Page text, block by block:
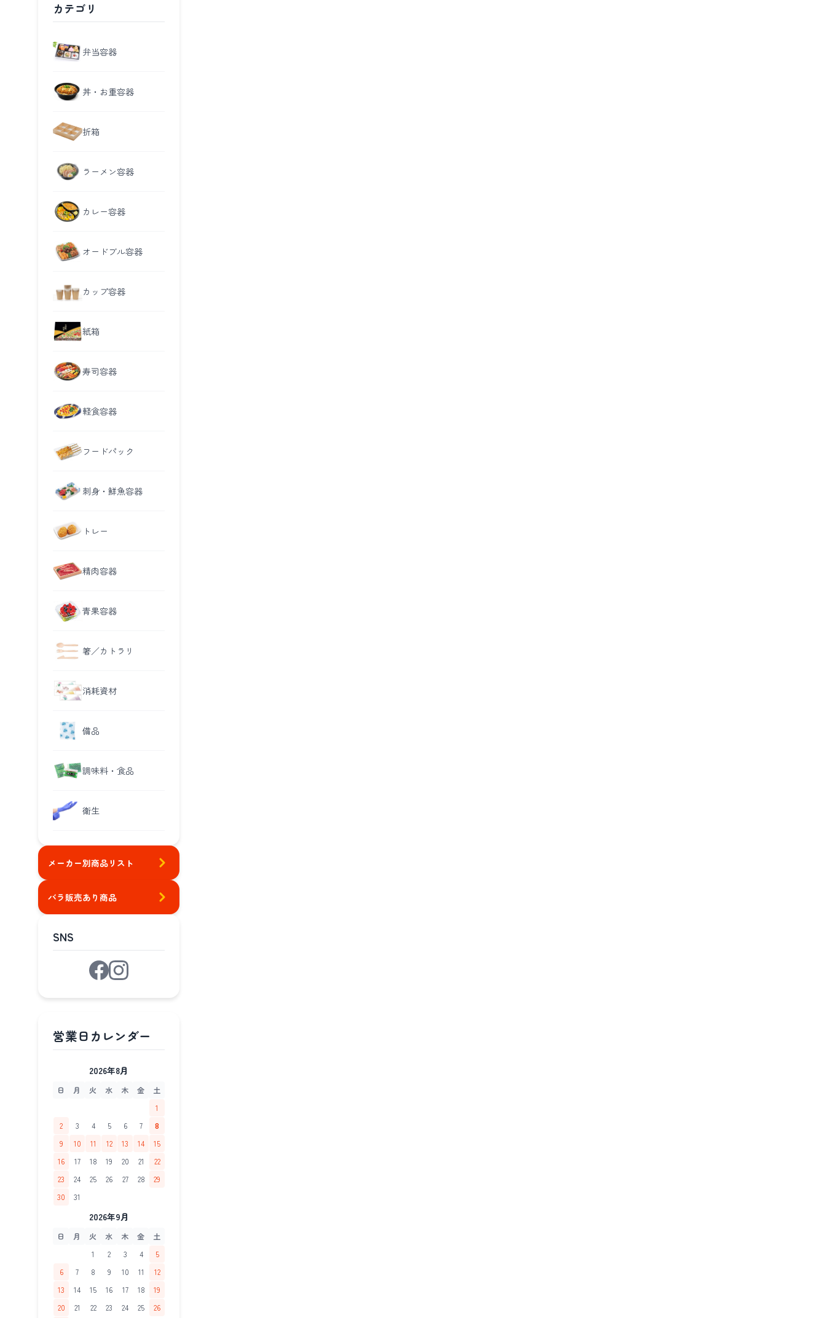
カテゴリ
弁当容器
丼・お重容器
折箱
ラーメン容器
カレー容器
オードブル容器
カップ容器
紙箱
寿司容器
軽食容器
フードパック
刺身・鮮魚容器
トレー
精肉容器
青果容器
箸／カトラリ
消耗資材
備品
調味料・食品
衛生
メーカー別商品リスト
バラ販売あり商品
SNS
2026年8月
日 月 火 水 木 金
土
1
2
3 4 5 6 7
8
9
10 11 12 13 14
15
16
17 18 19 20 21
22
23
24 25 26 27 28
29
30
31
2026年9月
日 月 火 水 木 金
土
1
2 3 4
5
6
7 8 9 10 11
12
13
14 15 16 17 18
19
20
21 22 23 24 25
26